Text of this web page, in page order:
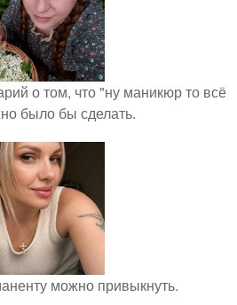
о том, что "ну маникюр то всё
было бы сделать.
можно привыкнуть.